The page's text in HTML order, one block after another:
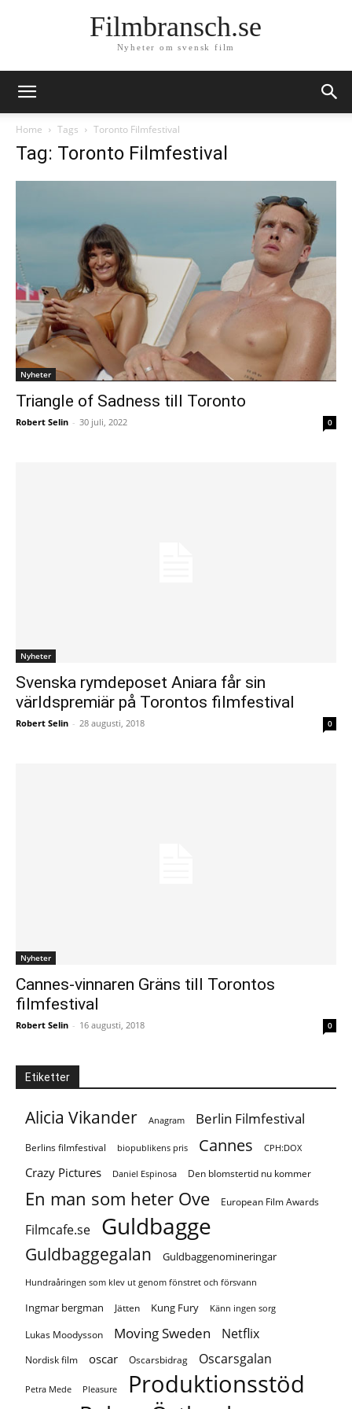
Filmbransch.se
Nyheter om svensk film
Home Tags Toronto Filmfestival
Tag: Toronto Filmfestival
Nyheter
Triangle of Sadness till Toronto
Robert Selin - 30 juli, 2022 0
Nyheter
Svenska rymdeposet Aniara får sin
världspremiär på Torontos filmfestival
Robert Selin - 28 augusti, 2018 0
Nyheter
Cannes-vinnaren Gräns till Torontos
filmfestival
Robert Selin - 16 augusti, 2018 0
Etiketter
Alicia Vikander Anagram Berlin Filmfestival
Berlins filmfestival biopublikens pris Cannes CPH:DOX
Crazy Pictures Daniel Espinosa Den blomstertid nu kommer
En man som heter Ove European Film Awards
Filmcafe.se Guldbagge
Guldbaggegalan Guldbaggenomineringar
Hundraåringen som klev ut genom fönstret och försvann
Ingmar bergman Jätten Kung Fury Känn ingen sorg
Lukas Moodysson Moving Sweden Netflix
Nordisk film oscar Oscarsbidrag Oscarsgalan
Petra Mede Pleasure Produktionsstöd